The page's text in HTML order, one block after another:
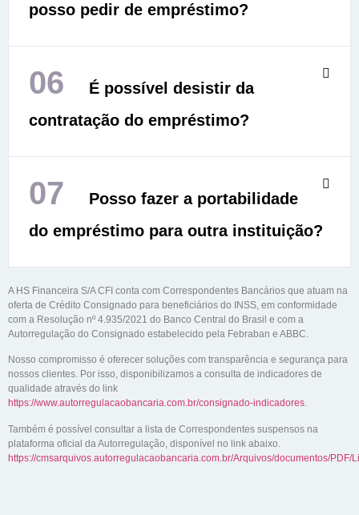
posso pedir de empréstimo?
06
É possível desistir da
contratação do empréstimo?
07
Posso fazer a portabilidade
do empréstimo para outra instituição?
A HS Financeira S/A CFI conta com Correspondentes Bancários que atuam na
oferta de Crédito Consignado para beneficiários do INSS, em conformidade
com a Resolução nº 4.935/2021 do Banco Central do Brasil e com a
Autorregulação do Consignado estabelecido pela Febraban e ABBC.
Nosso compromisso é oferecer soluções com transparência e segurança para
nossos clientes. Por isso, disponibilizamos a consulta de indicadores de
qualidade através do link
https://www.autorregulacaobancaria.com.br/consignado-indicadores.
Também é possível consultar a lista de Correspondentes suspensos na
plataforma oficial da Autorregulação, disponível no link abaixo.
https://cmsarquivos.autorregulacaobancaria.com.br/Arquivos/documentos/